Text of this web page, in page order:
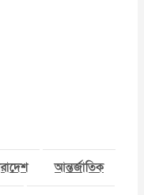
আন্তর্জাতিক